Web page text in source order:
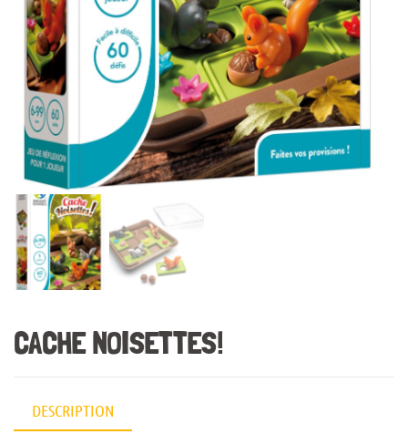
CACHE NOISETTES!
DESCRIPTION